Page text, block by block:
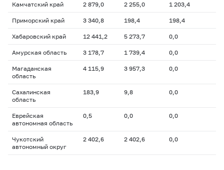
Камчатский край 2 879,0 2 255,0 1 203,4
Приморский край 3 340,8 198,4 198,4
Хабаровский край 12 441,2 5 273,7 0,0
Амурская область 3 178,7 1 739,4 0,0
Магаданская
область
4 115,9 3 957,3 0,0
Сахалинская
область
183,9 9,8 0,0
Еврейская
автономная область
0,5 0,0 0,0
Чукотский
автономный округ
2 402,6 2 402,6 0,0